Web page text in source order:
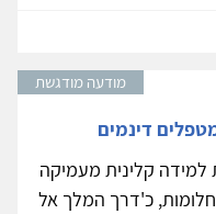
מודעה מודגשת
דינמים
קלינית מעמיקה
כ'דרך המלך אל